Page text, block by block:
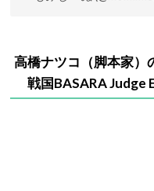
高橋ナツコ（脚本家）
戦国BASARA Judge